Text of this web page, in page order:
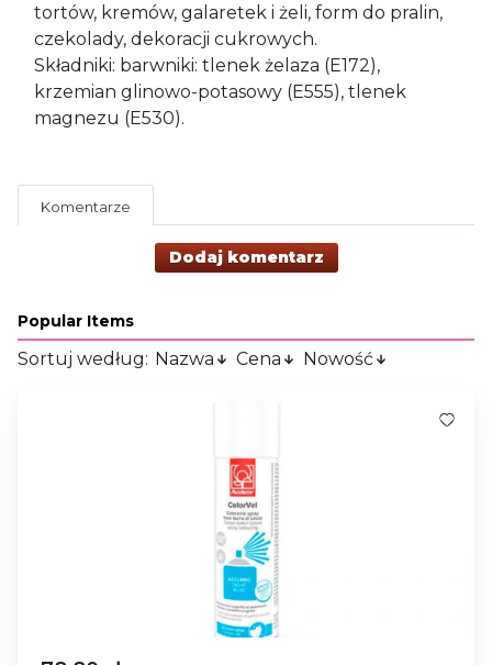
tortów, kremów, galaretek i żeli, form do pralin,
czekolady, dekoracji cukrowych.
Składniki: barwniki: tlenek żelaza (E172),
krzemian glinowo-potasowy (E555), tlenek
magnezu (E530).
Komentarze
Dodaj komentarz
Popular Items
Sortuj według: Nazwa Cena Nowość